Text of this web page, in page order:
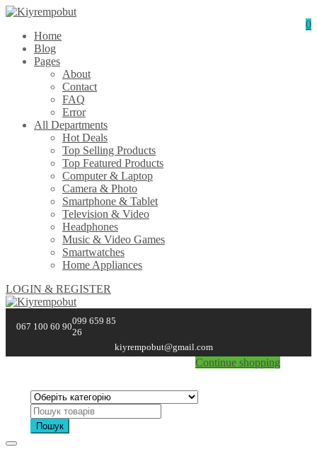
0
Home
Blog
Pages
About
Contact
FAQ
Error
All Departments
Hot Deals
Top Selling Products
Top Featured Products
Computer & Laptop
Camera & Photo
Smartphone & Tablet
Television & Video
Headphones
Music & Video Games
Smartwatches
Home Appliances
LOGIN & REGISTER
Continue shopping
067 100 60 90
099 659 85
26
kiyrempobut@gmail.com
Пошук